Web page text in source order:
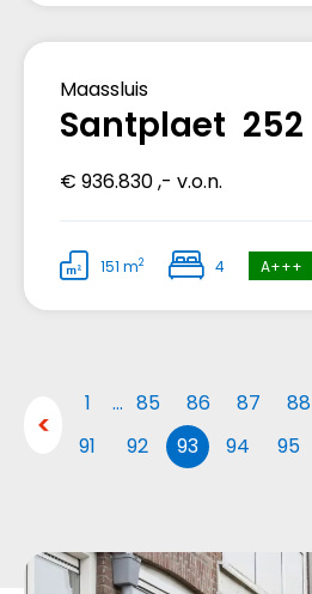
Verkocht
Maassluis
Santplaet 252
€ 936.830 ,- v.o.n.
151 m2 4 A+++
1 … 85 86 87 88
91
92 93 94 95